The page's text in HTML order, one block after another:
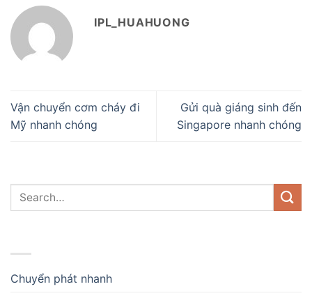
IPL_HUAHUONG
Vận chuyển cơm cháy đi
Mỹ nhanh chóng
Gửi quà giáng sinh đến
Singapore nhanh chóng
Chuyển phát nhanh